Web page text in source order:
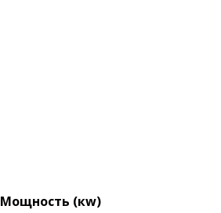
Мощность (кw)